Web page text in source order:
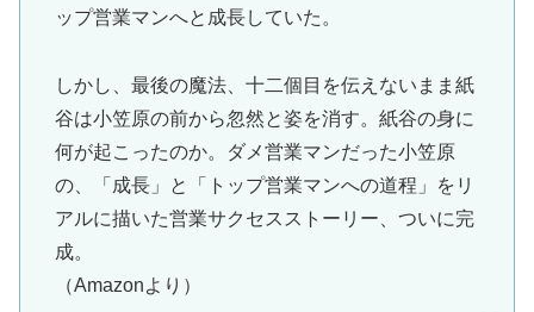
ップ営業マンへと成長していた。
しかし、最後の魔法、十二個目を伝えないまま紙
谷は小笠原の前から忽然と姿を消す。紙谷の身に
何が起こったのか。ダメ営業マンだった小笠原
の、「成長」と「トップ営業マンへの道程」をリ
アルに描いた営業サクセスストーリー、ついに完
成。
（Amazonより）